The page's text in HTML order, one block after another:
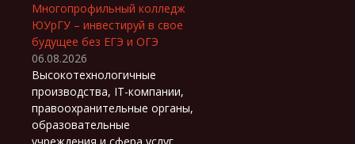
Многопрофильный колледж
ЮУрГУ – инвестируй в свое
будущее без ЕГЭ и ОГЭ
06.08.2026
Высокотехнологичные
производства, IT-компании,
правоохранительные органы,
образовательные